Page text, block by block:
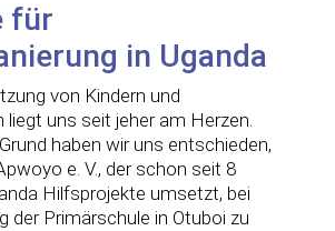
für
in Uganda
von Kindern und
liegt uns seit jeher am Herzen.
haben wir uns entschieden,
e. V., der schon seit 8
Hilfsprojekte umsetzt, bei
der Primärschule in Otuboi zu